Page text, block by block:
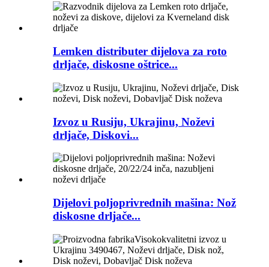
Lemken distributer dijelova za roto
drljače, diskosne oštrice...
Izvoz u Rusiju, Ukrajinu, Noževi
drljače, Diskovi...
Dijelovi poljoprivrednih mašina: Nož
diskosne drljače...